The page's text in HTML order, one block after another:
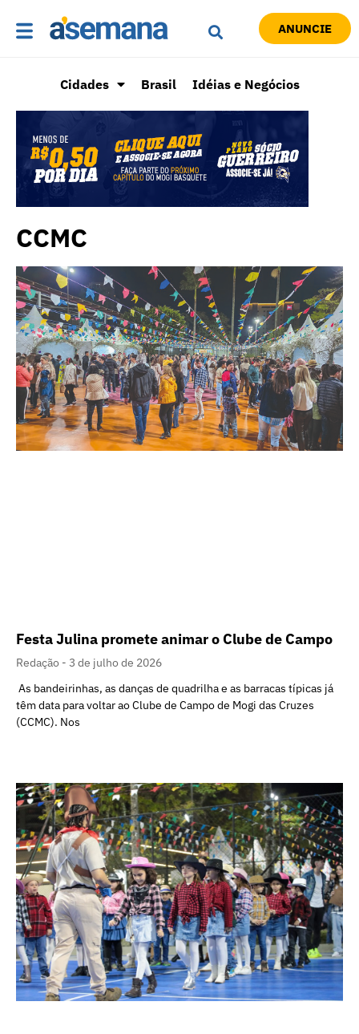
ANUNCIE
Cidades Brasil Idéias e Negócios
CCMC
Festa Julina promete animar o Clube de Campo
Redação
3 de julho de 2026
As bandeirinhas, as danças de quadrilha e as barracas típicas já
têm data para voltar ao Clube de Campo de Mogi das Cruzes
(CCMC). Nos